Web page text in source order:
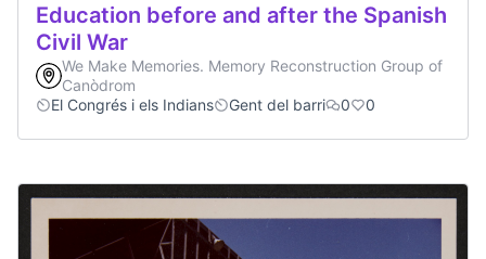
Education before and after the Spanish
Civil War
We Make Memories. Memory Reconstruction Group of
Canòdrom
El Congrés i els Indians
Gent del barri 0 0